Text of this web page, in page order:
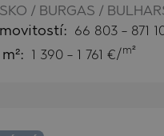
/ BURGAS /
: 66 803- 871
1 390 - 1 761 €/ m²